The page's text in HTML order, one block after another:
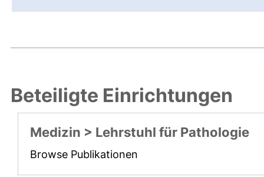
Beteiligte Einrichtungen
Medizin > Lehrstuhl für Pathologie
Browse Publikationen